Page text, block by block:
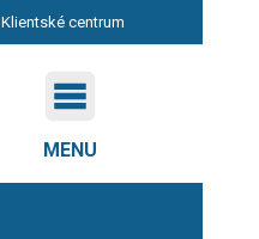
Klientské centrum
MENU